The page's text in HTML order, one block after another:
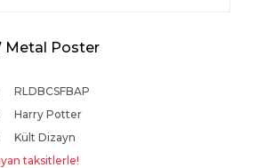
Metal Poster
RLDBCSFBAP
Harry Potter
Kült Dizayn
taksitlerle!